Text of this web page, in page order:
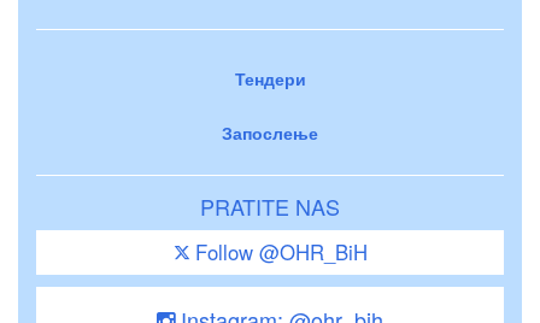
Тендери
Запослење
PRATITE NAS
Follow @OHR_BiH